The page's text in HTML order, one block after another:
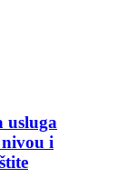
usluga
i